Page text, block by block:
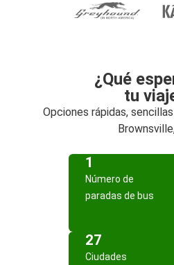
¿Qué
tu
Opciones rápidas,
1
Número de
paradas de bus
27
Ciudades